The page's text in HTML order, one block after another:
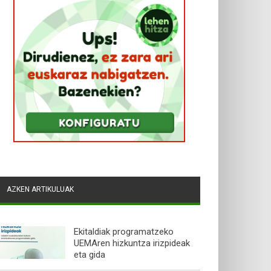
AZKEN ARTIKULUAK
Ekitaldiak programatzeko
UEMAren hizkuntza irizpideak
eta gida